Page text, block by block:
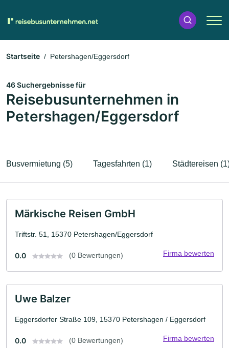
Startseite Petershagen/Eggersdorf
46 Suchergebnisse für
Reisebusunternehmen in
Petershagen/Eggersdorf
Busvermietung (5) Tagesfahrten (1) Städtereisen
Märkische Reisen GmbH
Triftstr. 51, 15370 Petershagen/Eggersdorf
0.0 (0 Bewertungen) Firma bewerten
Uwe Balzer
Eggersdorfer Straße 109, 15370 Petershagen / Eggersdorf
0.0 (0 Bewertungen) Firma bewerten